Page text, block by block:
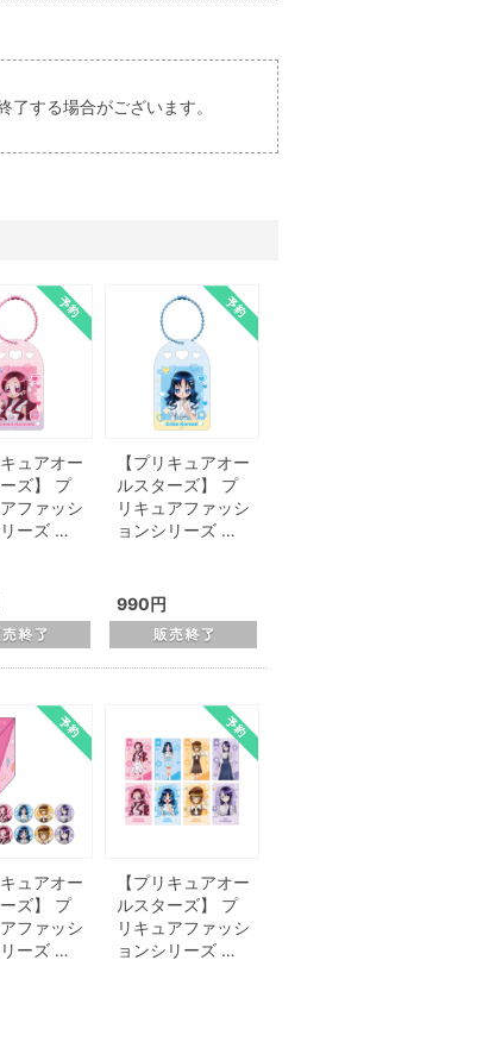
する場合がございます。
キュアオー
ズ】 プ
ファッシ
ーズ …
【プリキュアオー
ルスターズ】 プ
リキュアファッシ
ョンシリーズ …
990円
キュアオー
ズ】 プ
ファッシ
ーズ …
【プリキュアオー
ルスターズ】 プ
リキュアファッシ
ョンシリーズ …